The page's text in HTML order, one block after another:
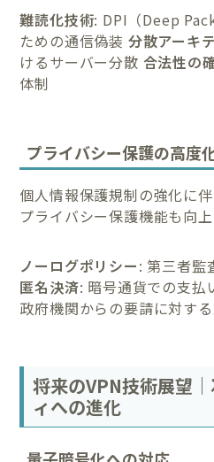
難読化技術: DPI（Deep
ための通信偽装 分散アーキ
けるサーバー分散 合法性の
体制
プライバシー保護の高度
個人情報保護規制の強化に
プライバシー保護機能も向
ノーログポリシー: 第三者監
匿名決済: 暗号通貨での支払
政府機関からの要請に対す
将来のVPN技術展望
ィへの進化